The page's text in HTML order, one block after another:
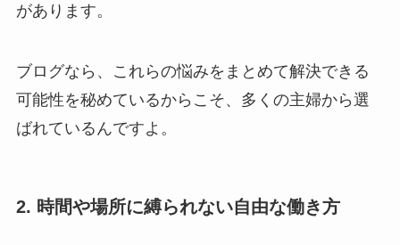
があります。
ブログなら、これらの悩みをまとめて解決できる
可能性を秘めているからこそ、多くの主婦から選
ばれているんですよ。
2. 時間や場所に縛られない自由な働き方